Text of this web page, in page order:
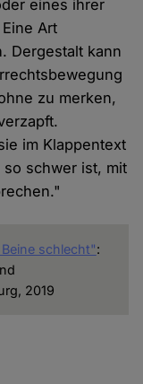
eines ihrer
Art
Dergestalt kann
zu merken,
im Klappentext
schwer ist, mit
schlecht":
2019